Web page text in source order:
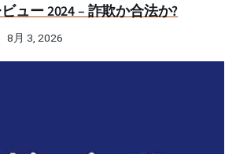
ュー 2024 – 詐欺か合法か?
8月 3, 2026